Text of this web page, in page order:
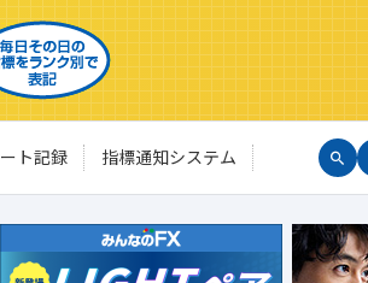
ト記録 指標通知システム